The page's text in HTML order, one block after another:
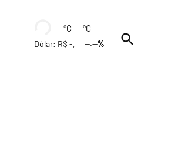
--ºC --ºC
Dólar: R$ -,----.--%
Open
Search